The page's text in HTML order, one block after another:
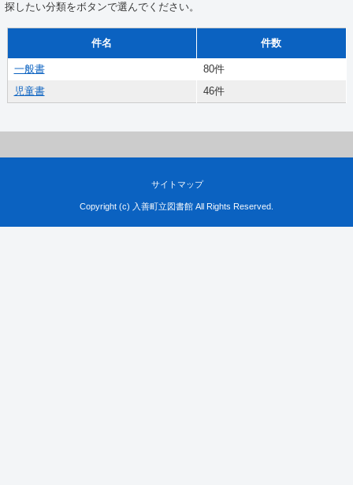
探したい分類をボタンで選んでください。
件名 件数
一般書
80件
児童書
46件
サイトマップ
Copyright (c) 入善町立図書館 All Rights Reserved.